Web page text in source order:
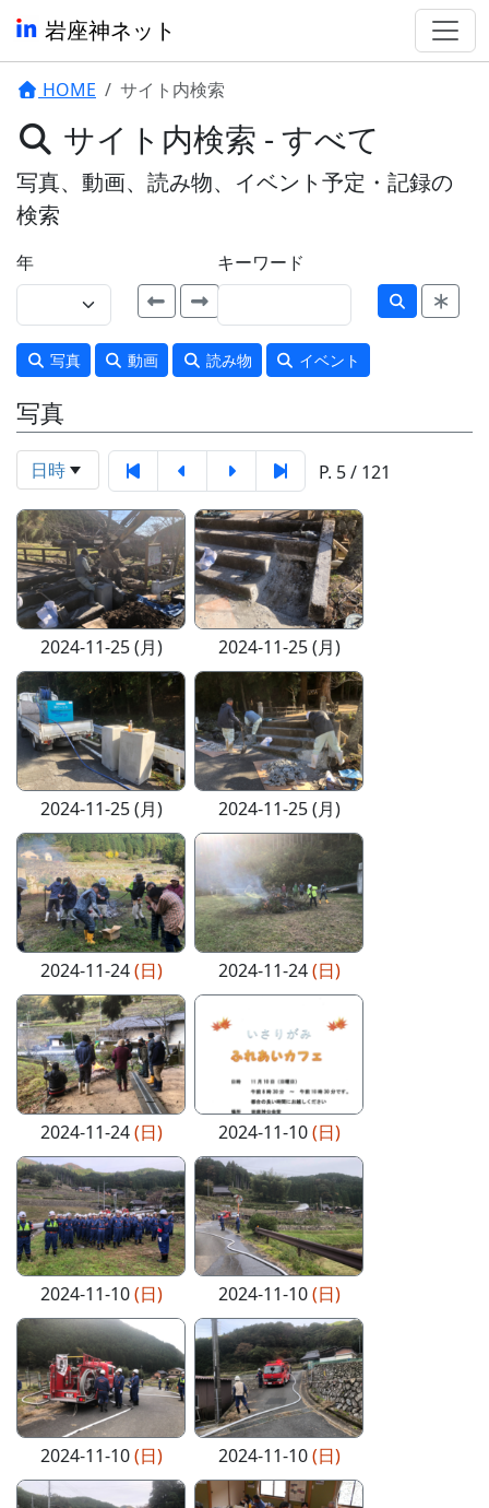
岩座神ネット
HOME サイト内検索
サイト内検索 - すべて
写真、動画、読み物、イベント予定・記録の
検索
年 キーワード
写真 動画 読み物 イベント
写真
日時 P. 5 / 121
2024-11-25 (月) 2024-11-25 (月)
2024-11-25 (月) 2024-11-25 (月)
2024-11-24(日) 2024-11-24(日)
2024-11-24(日) 2024-11-10(日)
2024-11-10(日) 2024-11-10(日)
2024-11-10(日) 2024-11-10(日)